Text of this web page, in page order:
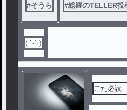
#そうら #総羅のTELLER投
( ˙-˙ )
こた必読